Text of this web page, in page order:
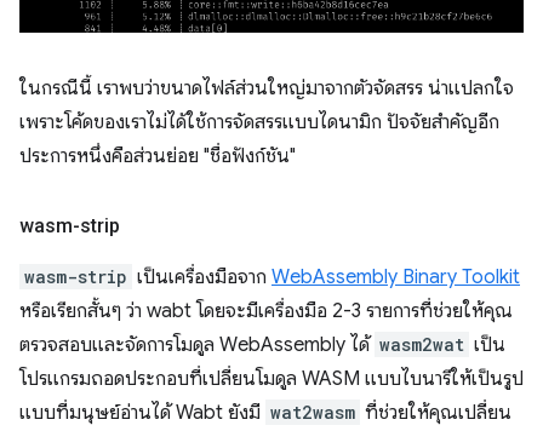
ในกรณีนี้ เราพบว่าขนาดไฟล์ส่วนใหญ่มาจากตัวจัดสรร น่าแปลกใจ
เพราะโค้ดของเราไม่ได้ใช้การจัดสรรแบบไดนามิก ปัจจัยสำคัญอีก
ประการหนึ่งคือส่วนย่อย "ชื่อฟังก์ชัน"
wasm-strip
wasm-strip เป็นเครื่องมือจาก WebAssembly Binary Toolkit
หรือเรียกสั้นๆ ว่า wabt โดยจะมีเครื่องมือ 2-3 รายการที่ช่วยให้คุณ
ตรวจสอบและจัดการโมดูล WebAssembly ได้ wasm2wat เป็น
โปรแกรมถอดประกอบที่เปลี่ยนโมดูล WASM แบบไบนารีให้เป็นรูป
แบบที่มนุษย์อ่านได้ Wabt ยังมี wat2wasm ที่ช่วยให้คุณเปลี่ยน